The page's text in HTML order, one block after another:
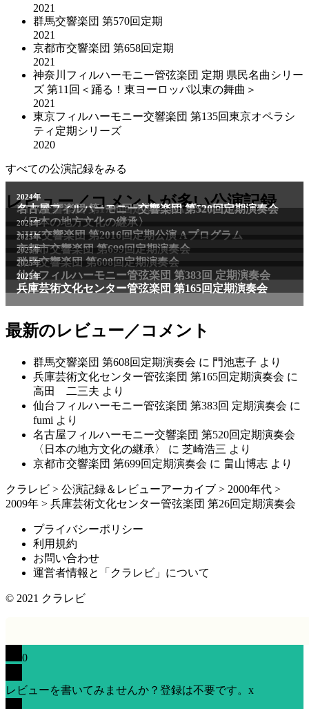
2021
群馬交響楽団 第570回定期
2021
京都市交響楽団 第658回定期
2021
神奈川フィルハーモニー管弦楽団 定期 県民名曲シリー
ズ 第11回＜踊る！東ヨーロッパ以東の舞曲＞
2021
東京フィルハーモニー交響楽団 第135回東京オペラシ
ティ定期シリーズ
2020
すべての公演記録をみる
レビュー／コメントが多い公演記録
最新のレビュー／コメント
群馬交響楽団 第608回定期演奏会 に 門池恵子 より
兵庫芸術文化センター管弦楽団 第165回定期演奏会 に
高田 二三夫 より
仙台フィルハーモニー管弦楽団 第383回 定期演奏会 に
fumi より
名古屋フィルハーモニー交響楽団 第520回定期演奏会
〈日本の地方文化の継承〉
に 芝崎浩三 より
京都市交響楽団 第699回定期演奏会 に 畠山博志 より
クラレビ > 公演記録＆レビューアーカイブ > 2000年代 >
2009年 > 兵庫芸術文化センター管弦楽団 第26回定期演奏会
プライバシーポリシー
利用規約
お問い合わせ
運営者情報と「クラレビ」について
© 2021 クラレビ
0
レビューを書いてみませんか？登録は不要です。 x